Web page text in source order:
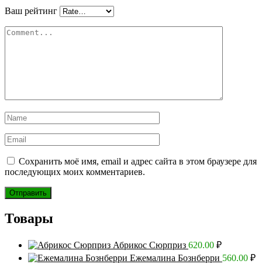
Ваш рейтинг
Сохранить моё имя, email и адрес сайта в этом браузере для
последующих моих комментариев.
Товары
Абрикос Сюрприз 620.00 ₽
Ежемалина Бознберри 560.00 ₽